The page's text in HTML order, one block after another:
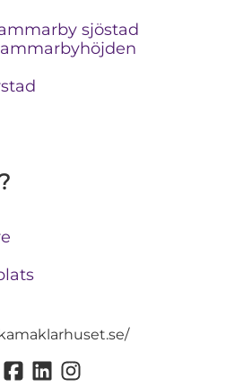
sjöstad